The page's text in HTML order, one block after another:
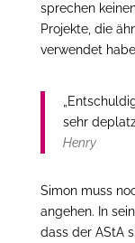
sprechen
Projekte, die
verwendet
sehr
Henry
Simon muss
angehen. In
dass der AStA